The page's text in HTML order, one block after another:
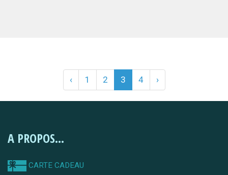
‹ 1 2 3 4 ›
A PROPOS...
CARTE CADEAU